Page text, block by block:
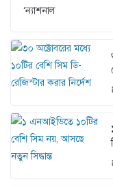
‘ন্যাশনাল